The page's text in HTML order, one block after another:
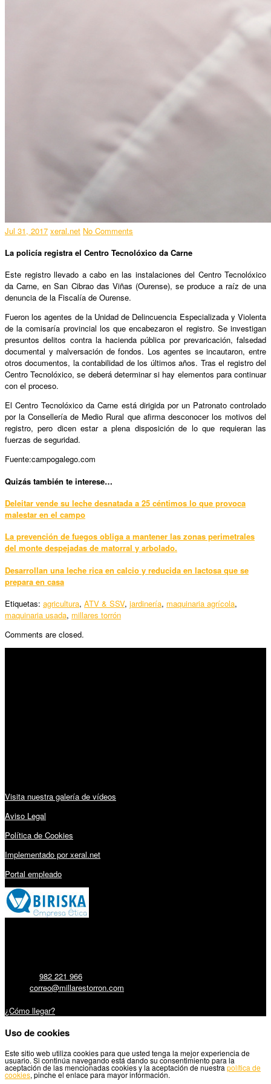
Jul 31, 2017 xeral.net No Comments
La policía registra el Centro Tecnolóxico da Carne
Este registro llevado a cabo en las instalaciones del Centro Tecnolóxico
da Carne, en San Cibrao das Viñas (Ourense), se produce a raíz de una
denuncia de la Fiscalía de Ourense.
Fueron los agentes de la Unidad de Delincuencia Especializada y Violenta
de la comisaría provincial los que encabezaron el registro. Se investigan
presuntos delitos contra la hacienda pública por prevaricación, falsedad
documental y malversación de fondos. Los agentes se incautaron, entre
otros documentos, la contabilidad de los últimos años. Tras el registro del
Centro Tecnolóxico, se deberá determinar si hay elementos para continuar
con el proceso.
El Centro Tecnolóxico da Carne está dirigida por un Patronato controlado
por la Consellería de Medio Rural que afirma desconocer los motivos del
registro, pero dicen estar a plena disposición de lo que requieran las
fuerzas de seguridad.
Fuente:campogalego.com
Quizás también te interese…
Deleitar vende su leche desnatada a 25 céntimos lo que provoca
malestar en el campo
La prevención de fuegos obliga a mantener las zonas perimetrales
del monte despejadas de matorral y arbolado.
Desarrollan una leche rica en calcio y reducida en lactosa que se
prepara en casa
Etiquetas: agricultura, ATV & SSV, jardinería, maquinaria agrícola,
maquinaria usada, millares torrón
Comments are closed.
Visita nuestra galería de vídeos
Aviso Legal
Política de Cookies
Implementado por xeral.net
Portal empleado
982 221 966
correo@millarestorron.com
¿Cómo llegar?
Uso de cookies
Este sitio web utiliza cookies para que usted tenga la mejor experiencia de
usuario. Si continúa navegando está dando su consentimiento para la
aceptación de las mencionadas cookies y la aceptación de nuestra política de
cookies, pinche el enlace para mayor información.